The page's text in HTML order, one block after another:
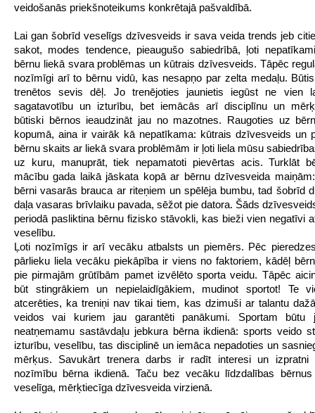
veidošanās priekšnoteikums konkrētajā pašvaldībā.
Lai gan šobrīd veselīgs dzīvesveids ir sava veida trends jeb
sakot, modes tendence, pieaugušo sabiedrībā, ļoti
bērnu liekā svara problēmas un kūtrais dzīvesveids. Tāpēc
nozīmīgi arī to bērnu vidū, kas nesapņo par zelta medaļu.
trenētos sevis dēļ. Jo trenējoties jaunietis iegūst ne vien
sagatavotību un izturību, bet iemācās arī disciplīnu un
būtiski bērnos ieaudzināt jau no mazotnes. Raugoties uz
kopumā, aina ir vairāk kā nepatīkama: kūtrais dzīvesveids un
bērnu skaits ar liekā svara problēmām ir ļoti liela mūsu
uz kuru, manuprāt, tiek nepamatoti pievērtas acis. Turklāt
mācību gada laikā jāskata kopā ar bērnu dzīvesveida
bērni vasarās brauca ar riteņiem un spēlēja bumbu, tad šobrīd
daļa vasaras brīvlaiku pavada, sēžot pie datora. Šāds
periodā pasliktina bērnu fizisko stāvokli, kas bieži vien negatīvi
veselību.
Ļoti nozīmīgs ir arī vecāku atbalsts un piemērs. Pēc
pārlieku liela vecāku piekāpība ir viens no faktoriem, kādēļ
pie pirmajām grūtībām pamet izvēlēto sporta veidu. Tāpēc
būt stingrākiem un nepielaidīgākiem, mudinot sportot! Te
atcerēties, ka treniņi nav tikai tiem, kas dzimuši ar talantu
veidos vai kuriem jau garantēti panākumi. Sportam būtu
neatņemamu sastāvdaļu jebkura bērna ikdienā: sports veido
izturību, veselību, tas disciplinē un iemāca nepadoties un
mērķus. Savukārt trenera darbs ir radīt interesi un izpratni
nozīmību bērna ikdienā. Taču bez vecāku līdzdalības
veselīga, mērķtiecīga dzīvesveida virzienā.